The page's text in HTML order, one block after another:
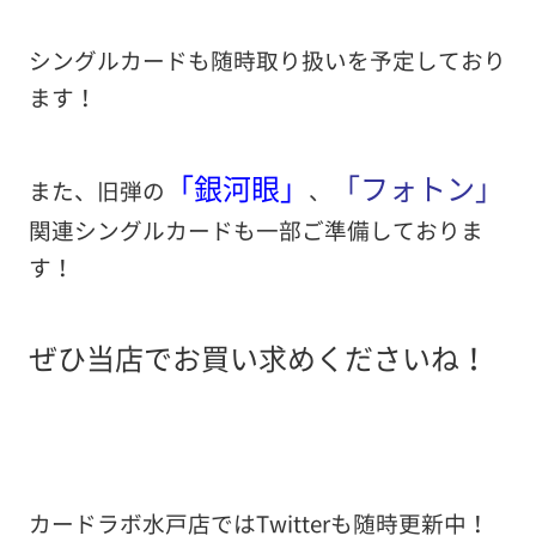
シングルカードも随時取り扱いを予定しており
ます！
また、旧弾の 「銀河眼」 、 「フォトン」
関連シングルカードも一部ご準備しておりま
す！
ぜひ当店でお買い求めくださいね！
カードラボ水戸店ではTwitterも随時更新中！